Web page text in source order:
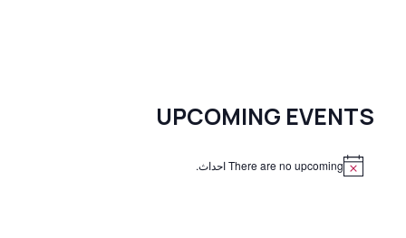
UPCOMING EVENTS
There are no upcoming احداث.